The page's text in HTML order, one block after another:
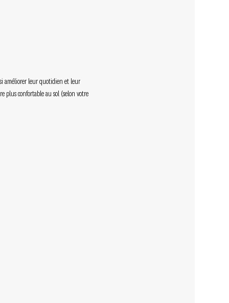
améliorer leur quotidien et leur
plus confortable au sol (selon votre